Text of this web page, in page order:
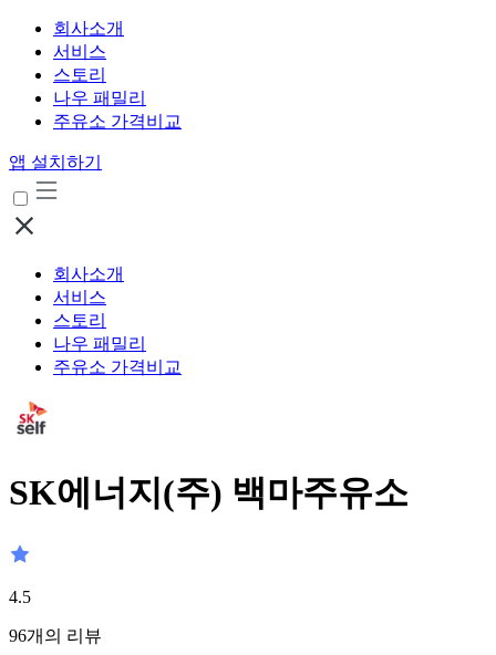
회사소개
서비스
스토리
나우 패밀리
주유소 가격비교
앱 설치하기
회사소개
서비스
스토리
나우 패밀리
주유소 가격비교
SK에너지(주) 백마주유소
4.5
96개의 리뷰